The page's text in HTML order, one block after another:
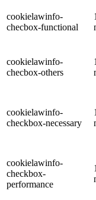
cookielawinfo-
checbox-functional
cookielawinfo-
checbox-others
cookielawinfo-
checkbox-necessary
cookielawinfo-
checkbox-
performance